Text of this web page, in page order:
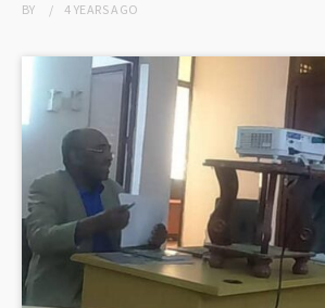
BY 4 YEARSAGO